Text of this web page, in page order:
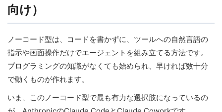
向け）
ノーコード型は、コードを書かずに、ツールへの自然言語の
指示や画面操作だけでエージェントを組み立てる方法です。
プログラミングの知識がなくても始められ、早ければ数十分
で動くものが作れます。
いま、このノーコード型で最も有力な選択肢になっているの